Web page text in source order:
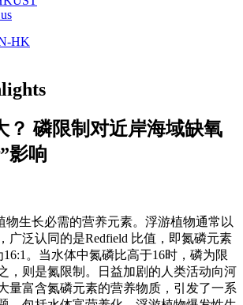
HK
？ 磷限制对近岸海域缺氧
影响
生长必需的营养元素。浮游植物通常以
广泛认同的是Redfield 比值，即氮磷元素
。当水体中氮磷比高于16时，磷为限
，则是氮限制。日益加剧的人类活动向河
量富含氮磷元素的营养物质，引发了一系